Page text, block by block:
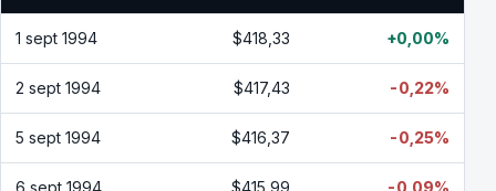
1 sept 1994 $418,33 +0,00%
2 sept 1994 $417,43 -0,22%
5 sept 1994 $416,37 -0,25%
6 sept 1994 $415,99 -0,09%